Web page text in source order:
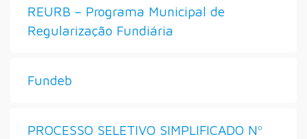
REURB – Programa Municipal de
Regularização Fundiária
Fundeb
PROCESSO SELETIVO SIMPLIFICADO Nº